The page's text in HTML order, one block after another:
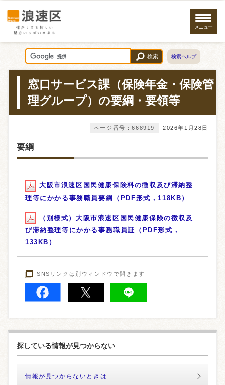
メニュー
検索 検索ヘルプ
窓口サービス課（保険年金・保険管
理グループ）の要綱・要領等
2026年1月28日
ページ番号：668919
要綱
大阪市浪速区国民健康保険料の徴収及び滞納整
理等にかかる事務職員要綱（PDF形式，118KB）
（別様式）大阪市浪速区国民健康保険の徴収及
び滞納整理等にかかる事務職員証（PDF形式，
133KB）
SNSリンクは別ウィンドウで開きます
探している情報が見つからない
情報が見つからないときは